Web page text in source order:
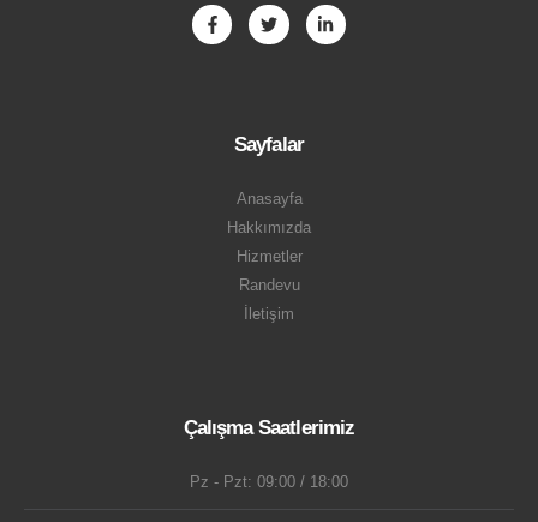
Sayfalar
Anasayfa
Hakkımızda
Hizmetler
Randevu
İletişim
Çalışma Saatlerimiz
Pz - Pzt: 09:00 / 18:00